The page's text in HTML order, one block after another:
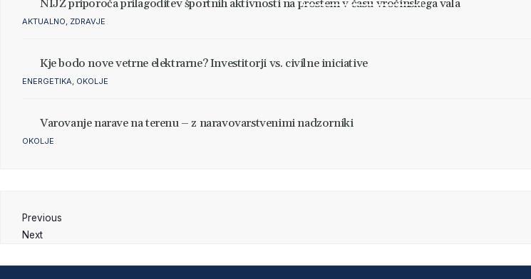
NIJZ priporoča prilagoditev športnih aktivnosti na prostem v času vročinskega vala
AKTUALNO, ZDRAVJE
Kje bodo nove vetrne elektrarne? Investitorji vs. civilne iniciative
ENERGETIKA, OKOLJE
Varovanje narave na terenu – z naravovarstvenimi nadzorniki
OKOLJE
Previous
Next